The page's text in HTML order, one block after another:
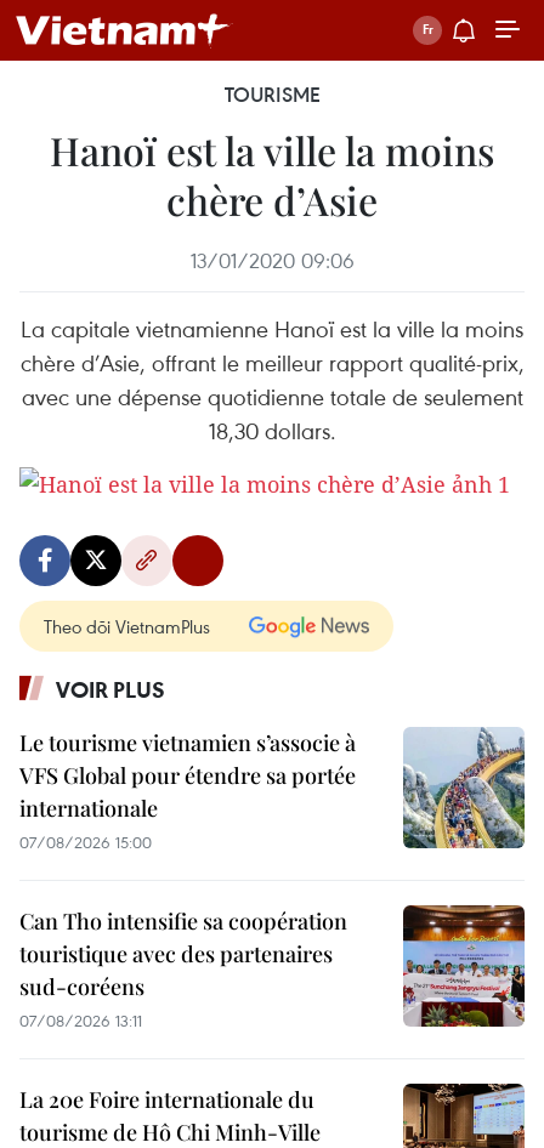
TOURISME
Hanoï est la ville la moins
chère d’Asie
13/01/2020 09:06
La capitale vietnamienne Hanoï est la ville la moins
chère d’Asie, offrant le meilleur rapport qualité-prix,
avec une dépense quotidienne totale de seulement
18,30 dollars.
Theo dõi VietnamPlus
VOIR PLUS
Le tourisme vietnamien s’associe à
VFS Global pour étendre sa portée
internationale
07/08/2026 15:00
Can Tho intensifie sa coopération
touristique avec des partenaires
sud-coréens
07/08/2026 13:11
La 20e Foire internationale du
tourisme de Hô Chi Minh-Ville